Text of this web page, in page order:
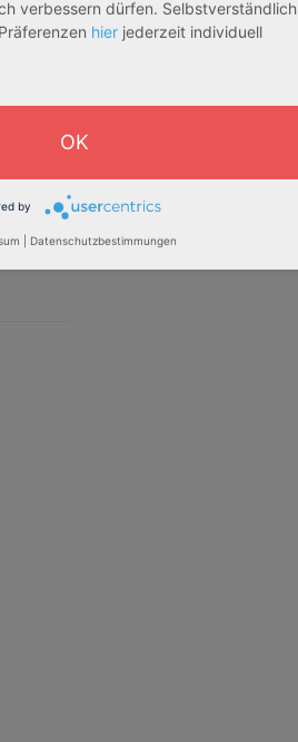
verbessern dürfen. Selbstverständlich
hier jederzeit individuell
OK
by
Datenschutzbestimmungen